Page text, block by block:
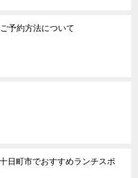
予約方法について
日町市でおすすめランチスポ